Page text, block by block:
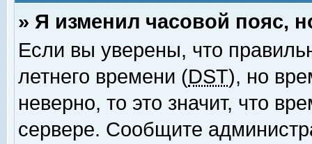
» Я изменил часовой пояс,
Если вы уверены, что
летнего времени (DST), но
неверно, то это значит, что
сервере. Сообщите